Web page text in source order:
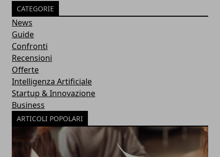
CATEGORIE
News
Guide
Confronti
Recensioni
Offerte
Intelligenza Artificiale
Startup & Innovazione
Business
ARTICOLI POPOLARI